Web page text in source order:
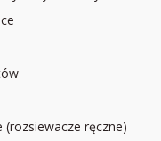
ręczne)